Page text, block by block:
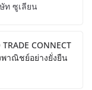
ท ซูเลียน
CONNECT
าณิชย์อย่างยั่งยืน